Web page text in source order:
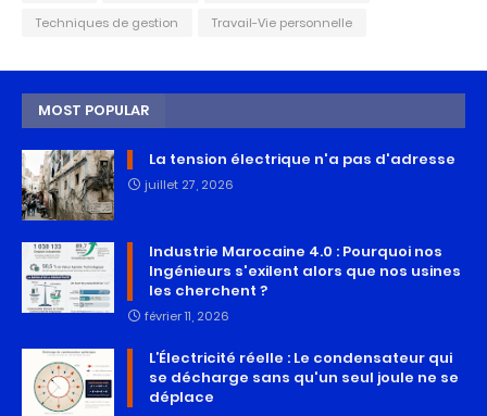
Techniques de gestion
Travail-Vie personnelle
MOST POPULAR
La tension électrique n'a pas d'adresse
juillet 27, 2026
Industrie Marocaine 4.0 : Pourquoi nos
Ingénieurs s'exilent alors que nos usines
les cherchent ?
février 11, 2026
L’Électricité réelle : Le condensateur qui
se décharge sans qu'un seul joule ne se
déplace